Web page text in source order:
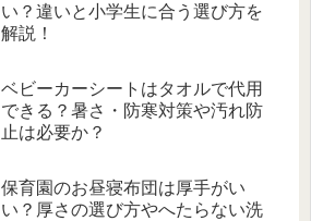
い？違いと小学生に合う選び方を
解説！
ベビーカーシートはタオルで代用
できる？暑さ・防寒対策や汚れ防
止は必要か？
保育園のお昼寝布団は厚手がい
い？厚さの選び方やへたらない洗